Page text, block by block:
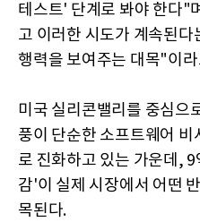
테스트' 단계로 봐야 한다"
고 이러한 시도가 계속된다
행력을 보여주는 대목"이
미국 실리콘밸리를 중심으
풍이 단순한 소프트웨어 비
로 진화하고 있는 가운데,
감'이 실제 시장에서 어떤
목된다.